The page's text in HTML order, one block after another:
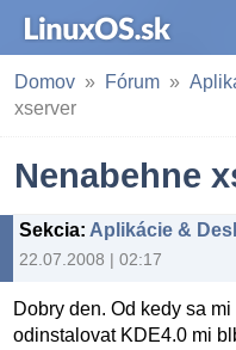
Domov Fórum
xserver
Nenabehne
Sekcia: Aplikácie &
22.07.2008 | 02:17
Dobry den. Od kedy sa
odinstalovat KDE4.0 mi